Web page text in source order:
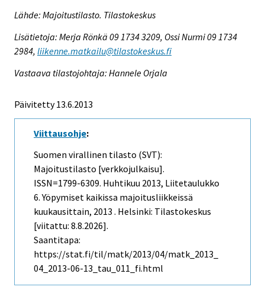
Lähde: Majoitustilasto. Tilastokeskus
Lisätietoja: Merja Rönkä 09 1734 3209, Ossi Nurmi 09 1734
2984, liikenne.matkailu@tilastokeskus.fi
Vastaava tilastojohtaja: Hannele Orjala
Päivitetty 13.6.2013
Viittausohje:
Suomen virallinen tilasto (SVT):
Majoitustilasto [verkkojulkaisu].
ISSN=1799-6309. Huhtikuu 2013, Liitetaulukko
6. Yöpymiset kaikissa majoitusliikkeissä
kuukausittain, 2013 . Helsinki: Tilastokeskus
[viitattu: 8.8.2026].
Saantitapa:
https://stat.fi/til/matk/2013/04/matk_2013_
04_2013-06-13_tau_011_fi.html